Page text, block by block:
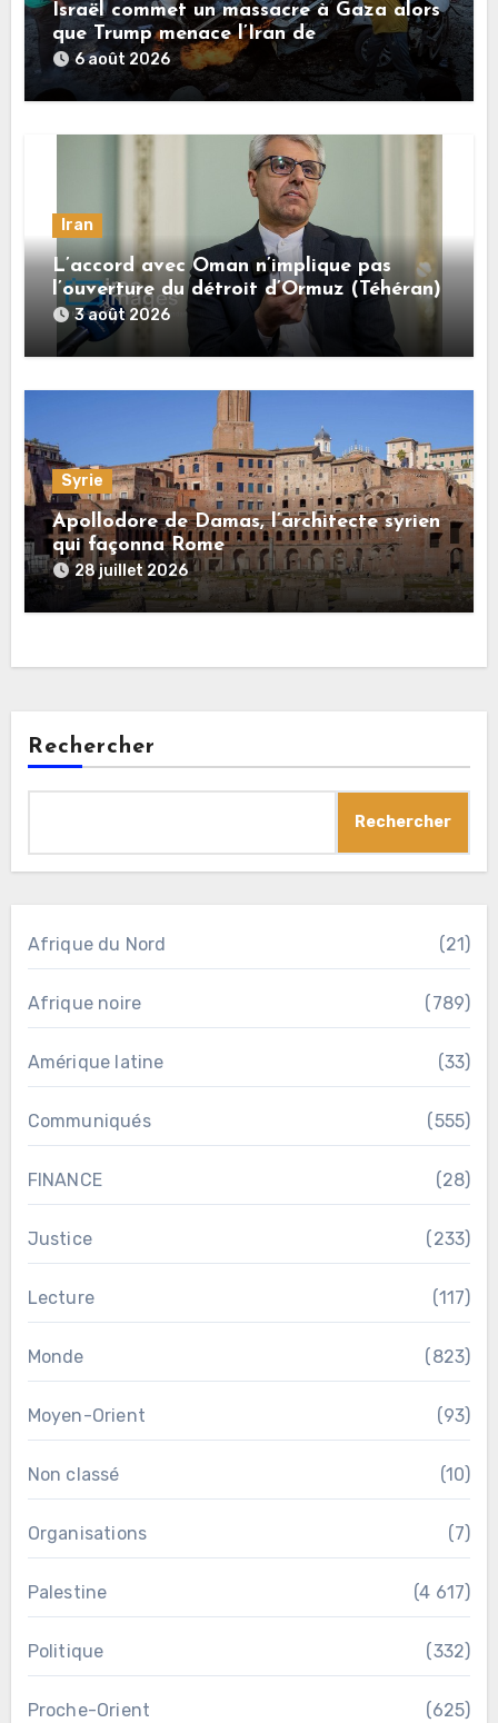
Israël commet un massacre à Gaza alors
que Trump menace l’Iran de
«décapitation»
6 août 2026
Iran
L’accord avec Oman n’implique pas
l’ouverture du détroit d’Ormuz (Téhéran)
3 août 2026
Syrie
Apollodore de Damas, l’architecte syrien
qui façonna Rome
28 juillet 2026
Rechercher
Rechercher
Afrique du Nord (21)
Afrique noire (789)
Amérique latine (33)
Communiqués (555)
FINANCE (28)
Justice (233)
Lecture (117)
Monde (823)
Moyen-Orient (93)
Non classé (10)
Organisations (7)
Palestine (4 617)
Politique (332)
Proche-Orient (625)